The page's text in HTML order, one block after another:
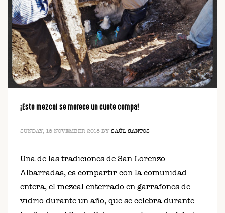
¡Este mezcal se merece un cuete compa!
SUNDAY, 18 NOVEMBER 2018 BY SAÚL SANTOS
Una de las tradiciones de San Lorenzo
Albarradas, es compartir con la comunidad
entera, el mezcal enterrado en garrafones de
vidrio durante un año, que se celebra durante